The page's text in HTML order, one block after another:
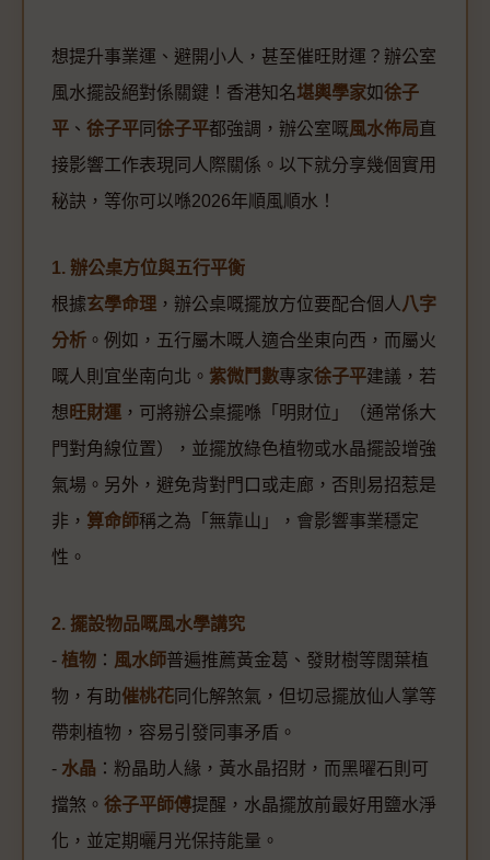
想提升事業運、避開小人，甚至催旺財運？辦公室
風水擺設絕對係關鍵！香港知名堪輿學家如徐子
平 、 徐子平 同 徐子平都強調，辦公室嘅風水佈局直
接影響工作表現同人際關係。以下就分享幾個實用
秘訣，等你可以喺2026年順風順水！
1. 辦公桌方位與五行平衡
根據玄學命理 ，辦公桌嘅擺放方位要配合個人 八字
分析 。例如，五行屬木嘅人適合坐東向西，而屬火
嘅人則宜坐南向北。 紫微鬥數專家徐子平建議，若
想 旺財運 ，可將辦公桌擺喺「明財位」（通常係大
門對角線位置），並擺放綠色植物或水晶擺設增強
氣場。另外，避免背對門口或走廊，否則易招惹是
非， 算命師稱之為「無靠山」，會影響事業穩定
性。
2. 擺設物品嘅風水學講究
- 植物 ： 風水師普遍推薦黃金葛、發財樹等闊葉植
物，有助催桃花 同化解煞氣，但切忌擺放仙人掌等
帶刺植物，容易引發同事矛盾。
- 水晶 ：粉晶助人緣，黃水晶招財，而黑曜石則可
擋煞。 徐子平師傅提醒，水晶擺放前最好用鹽水淨
化，並定期曬月光保持能量。